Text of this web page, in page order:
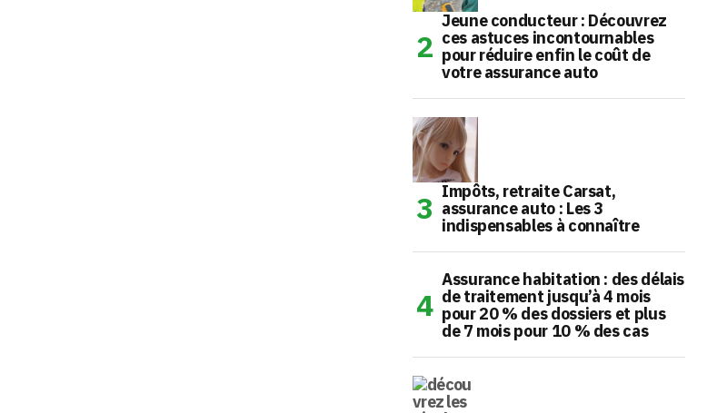
Jeune conducteur : Découvrez
ces astuces incontournables
pour réduire enfin le coût de
votre assurance auto
Impôts, retraite Carsat,
assurance auto : Les 3
indispensables à connaître
Assurance habitation : des délais
de traitement jusqu’à 4 mois
pour 20 % des dossiers et plus
de 7 mois pour 10 % des cas